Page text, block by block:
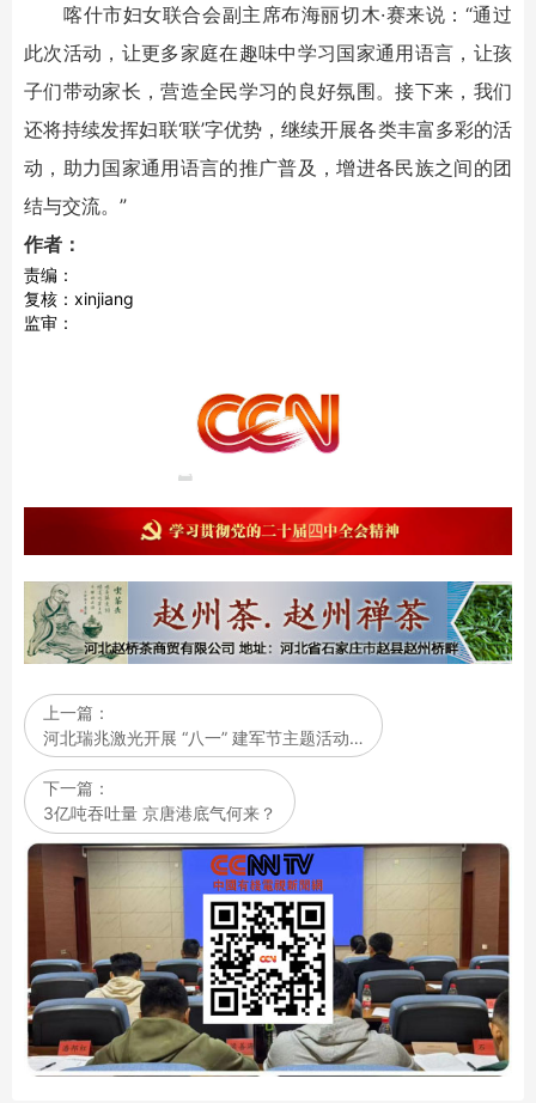
喀什市妇女联合会副主席布海丽切木·赛来说：“通过
此次活动，让更多家庭在趣味中学习国家通用语言，让孩
子们带动家长，营造全民学习的良好氛围。接下来，我们
还将持续发挥妇联‘联’字优势，继续开展各类丰富多彩的活
动，助力国家通用语言的推广普及，增进各民族之间的团
结与交流。”
作者：
责编：
复核：xinjiang
监审：
上一篇：
河北瑞兆激光开展 “八一” 建军节主题活动…
下一篇：
3亿吨吞吐量 京唐港底气何来？